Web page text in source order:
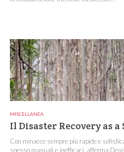
MISCELLANEA
Il Disaster Recovery as
Con minacce sempre più rapide e
spesso manuali e inefficaci, afferma